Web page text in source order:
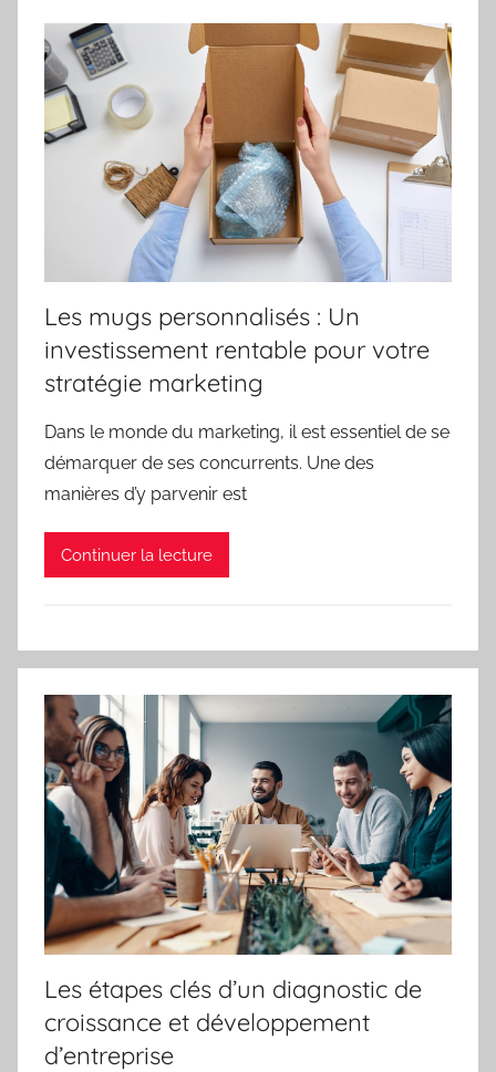
Les mugs personnalisés : Un
investissement rentable pour votre
stratégie marketing
Dans le monde du marketing, il est essentiel de se
démarquer de ses concurrents. Une des
manières d’y parvenir est
Continuer la lecture
Les étapes clés d’un diagnostic de
croissance et développement
d’entreprise